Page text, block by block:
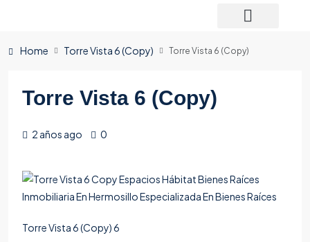
Home Torre Vista 6 (Copy) Torre Vista 6 (Copy)
Torre Vista 6 (Copy)
2 años ago 0
Torre Vista 6 (Copy) 6